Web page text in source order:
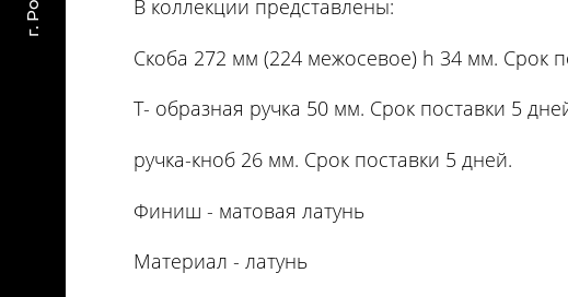
В коллекции представлены:
Скоба 272 мм (224 межосевое) h 34 мм. Срок
T- образная ручка 50 мм. Срок поставки 5
ручка-кноб 26 мм. Срок поставки 5 дней.
Финиш - матовая латунь
Материал - латунь